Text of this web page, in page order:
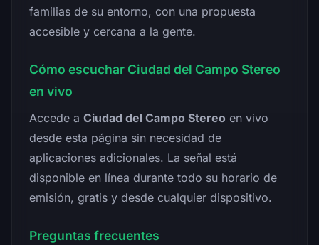
familias de su entorno, con una propuesta
accesible y cercana a la gente.
Cómo escuchar Ciudad del Campo Stereo
en vivo
Accede a Ciudad del Campo Stereo en vivo
desde esta página sin necesidad de
aplicaciones adicionales. La señal está
disponible en línea durante todo su horario de
emisión, gratis y desde cualquier dispositivo.
Preguntas frecuentes